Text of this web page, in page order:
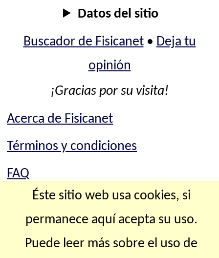
Datos del sitio
Buscador de Fisicanet• Deja tu
opinión
¡Gracias por su visita!
Acerca de Fisicanet
Términos y condiciones
FAQ
Mapa del sitio
Contacto
Éste sitio web usa cookies, si
permanece aquí acepta su uso.
Puede leer más sobre el uso de